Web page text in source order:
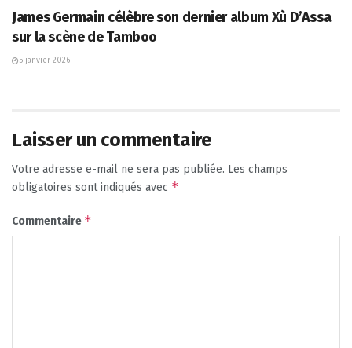
James Germain célèbre son dernier album Xù D’Assa
sur la scène de Tamboo
5 janvier 2026
Laisser un commentaire
Votre adresse e-mail ne sera pas publiée. Les champs
obligatoires sont indiqués avec *
Commentaire *